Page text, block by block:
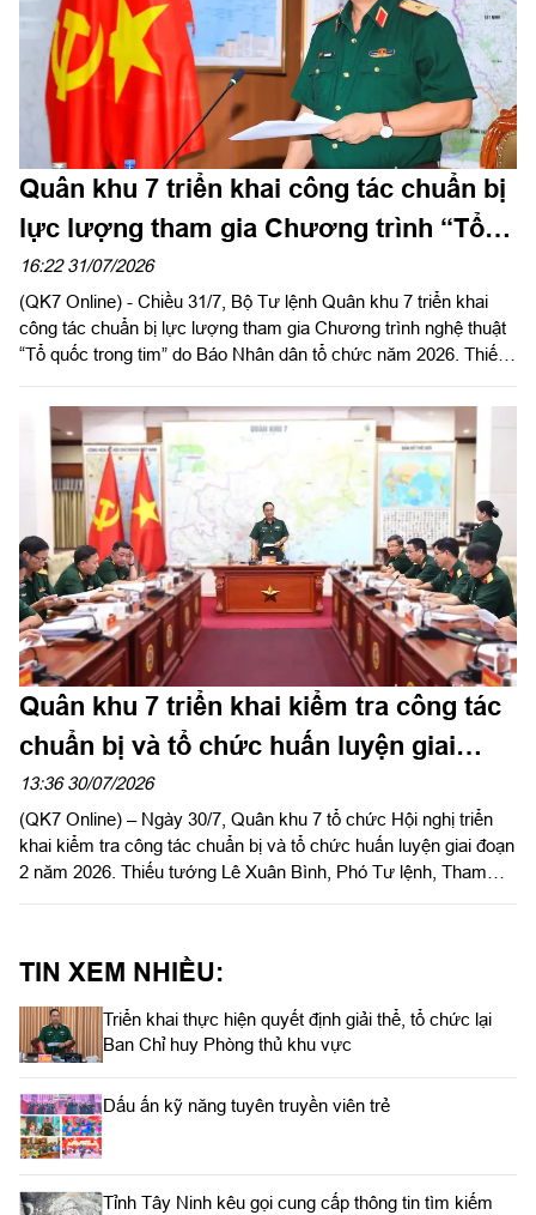
Quân khu 7 triển khai công tác chuẩn bị
lực lượng tham gia Chương trình “Tổ
quốc trong tim”
16:22 31/07/2026
(QK7 Online) - Chiều 31/7, Bộ Tư lệnh Quân khu 7 triển khai
công tác chuẩn bị lực lượng tham gia Chương trình nghệ thuật
“Tổ quốc trong tim” do Báo Nhân dân tổ chức năm 2026. Thiếu
khu chủ trì.
Quân khu 7 triển khai kiểm tra công tác
chuẩn bị và tổ chức huấn luyện giai
đoạn 2 năm 2026
13:36 30/07/2026
(QK7 Online) – Ngày 30/7, Quân khu 7 tổ chức Hội nghị triển
khai kiểm tra công tác chuẩn bị và tổ chức huấn luyện giai đoạn
2 năm 2026. Thiếu tướng Lê Xuân Bình, Phó Tư lệnh, Tham
TIN XEM NHIỀU:
Triển khai thực hiện quyết định giải thể, tổ chức lại
Ban Chỉ huy Phòng thủ khu vực
Dấu ấn kỹ năng tuyên truyền viên trẻ
Tỉnh Tây Ninh kêu gọi cung cấp thông tin tìm kiếm